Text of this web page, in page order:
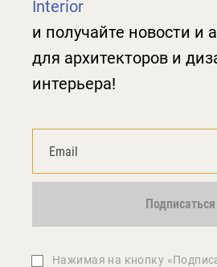
Interior
и получайте новости и
для архитекторов и
интерьера!
Подписаться
Нажимая на кнопку